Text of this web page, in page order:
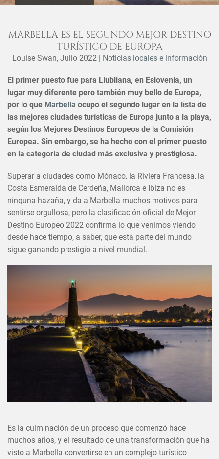
MARBELLA ES EL SEGUNDO MEJOR DESTINO
TURÍSTICO DE EUROPA
Louise Swan, Julio 2022 | Noticias locales e información
El primer puesto fue para Liubliana, en Eslovenia, un
lugar muy diferente pero también muy bello de Europa,
por lo que Marbella ocupó el segundo lugar en la lista de
las mejores ciudades turísticas de Europa junto a la playa,
según los Mejores Destinos Europeos de la Comisión
Europea. Sin embargo, se ha hecho con el primer puesto
en la categoría de ciudad más exclusiva y prestigiosa.
Superar a ciudades como Mónaco, la Riviera Francesa, la
Costa Esmeralda de Cerdeña, Mallorca e Ibiza no es
ninguna hazaña, y da a Marbella muchos motivos para
sentirse orgullosa, pero la clasificación oficial de Mejor
Destino Europeo 2022 confirma lo que venimos viendo
desde hace tiempo, a saber, que esta parte del mundo
sigue ganando prestigio a nivel mundial.
Es la culminación de un proceso que comenzó hace
muchos años, y el resultado de una transformación que ha
visto a Marbella convertirse en un complejo turístico